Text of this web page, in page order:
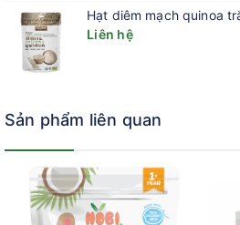
Hạt diêm mạch quinoa
Liên hệ
Sản phẩm liên quan